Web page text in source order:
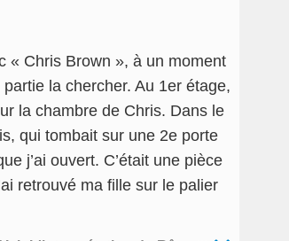
« Chris Brown », à un moment
la chercher. Au 1er étage,
la chambre de Chris. Dans le
qui tombait sur une 2e porte
j’ai ouvert. C’était une pièce
retrouvé ma fille sur le palier